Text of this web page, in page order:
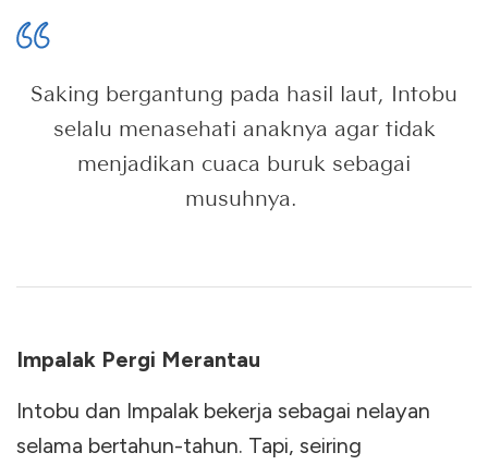
Saking bergantung pada hasil laut, Intobu
selalu menasehati anaknya agar tidak
menjadikan cuaca buruk sebagai
musuhnya.
Impalak Pergi Merantau
Intobu dan Impalak bekerja sebagai nelayan
selama bertahun-tahun. Tapi, seiring